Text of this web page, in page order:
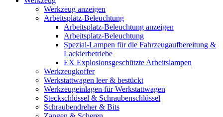
Werkzeug anzeigen
Arbeitsplatz-Beleuchtung
Arbeitsplatz-Beleuchtung anzeigen
Arbeitsplatz-Beleuchtung
Spezial-Lampen für die Fahrzeugaufbereitung &
Lackierbetriebe
EX Explosionsgeschützte Arbeitslampen
Werkzeugkoffer
Werkstattwagen leer & bestückt
Werkzeugeinlagen für Werkstattwagen
Steckschlüssel & Schraubenschlüssel
Schraubendreher & Bits